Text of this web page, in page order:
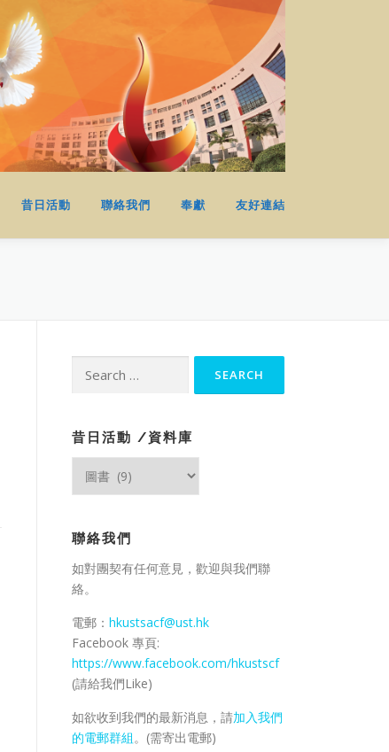
昔日活動 聯絡我們 奉獻 友好連結
昔日活動 /資料庫
動
/
資
料
聯絡我們
如對團契有任何意見，歡迎與我們聯
絡。
電郵： hkustsacf@ust.hk
Facebook 專頁:
https://www.facebook.com/hkustscf
(請給我們Like)
如欲收到我們的最新消息，請加入我們
的電郵群組。(需寄出電郵)